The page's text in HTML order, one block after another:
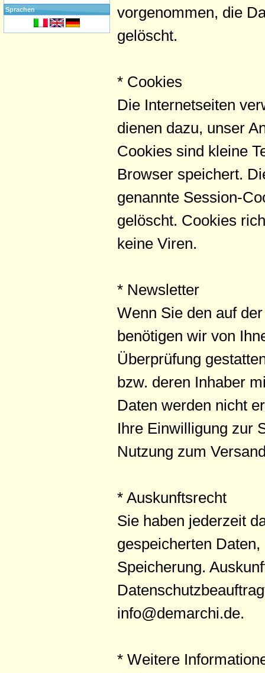
vorgenommen, die
gelöscht.
* Cookies
Die Internetseiten
dienen dazu, unser
Cookies sind kleine
Browser speichert.
genannte Session-
gelöscht. Cookies
keine Viren.
* Newsletter
Wenn Sie den auf
benötigen wir von
Überprüfung
bzw. deren Inhaber
Daten werden nicht
Ihre Einwilligung zur
Nutzung zum
* Auskunftsrecht
Sie haben jederzeit
gespeicherten
Speicherung.
info@demarchi.de.
* Weitere
Sprachen